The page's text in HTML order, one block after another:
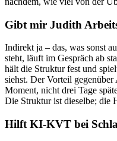
Gibt mir Judith
Indirekt ja – das, was sonst
steht, läuft im Gespräch ab
hält die Struktur fest und
siehst. Der Vorteil
Moment, nicht drei Tage
Die Struktur ist dieselbe; die
Hilft KI-KVT bei